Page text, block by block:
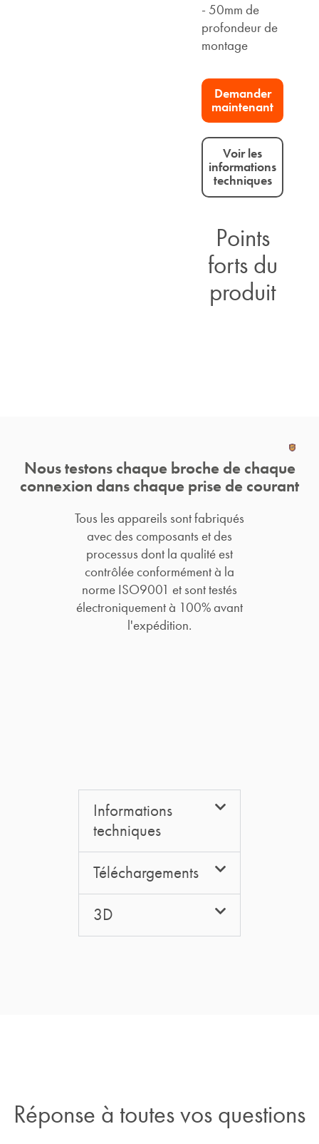
- 50mm de
profondeur de
montage
Demander
maintenant
Voir les
informations
techniques
Points
forts du
produit
Nous testons chaque broche de chaque
connexion dans chaque prise de courant
Tous les appareils sont fabriqués
avec des composants et des
processus dont la qualité est
contrôlée conformément à la
norme ISO9001 et sont testés
électroniquement à 100% avant
l'expédition.
Informations
techniques
Téléchargements
3D
Réponse à toutes vos questions